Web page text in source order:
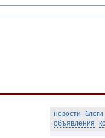
новости блоги
объявления